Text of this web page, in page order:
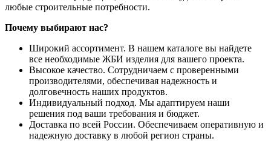
любые строительные потребности.
Почему выбирают нас?
Широкий ассортимент. В нашем каталоге вы найдете
все необходимые ЖБИ изделия для вашего проекта.
Высокое качество. Сотрудничаем с проверенными
производителями, обеспечивая надежность и
долговечность наших продуктов.
Индивидуальный подход. Мы адаптируем наши
решения под ваши требования и бюджет.
Доставка по всей России. Обеспечиваем оперативную и
надежную доставку в любой регион страны.